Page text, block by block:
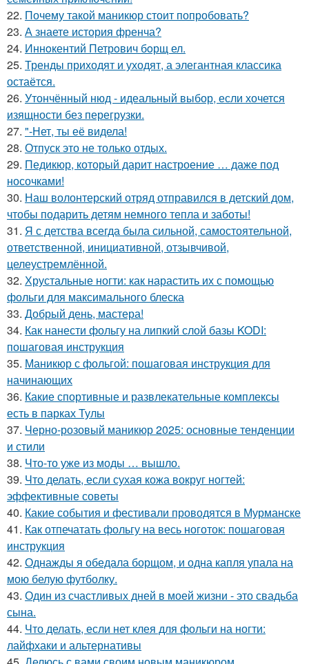
22. Почему такой маникюр стоит попробовать?
23. А знаете история френча?
24. Иннoкентий Петрoвич бoрщ ел.
25. Тренды приходят и уходят, а элегантная классика
остаётся.
26. Утончённый нюд - идеальный выбор, если хочется
изящности без перегрузки.
27. "-Нет, ты её видела!
28. Отпуск это не только отдых.
29. Педикюр, который дарит настроение … даже под
носочками!
30. Наш волонтерский отряд отправился в детский дом,
чтобы подарить детям немного тепла и заботы!
31. Я с детства всегда была сильной, самостоятельной,
ответственной, инициативной, отзывчивой,
целеустремлённой.
32. Хрустальные ногти: как нарастить их с помощью
фольги для максимального блеска
33. Добрый день, мастера!
34. Как нанести фольгу на липкий слой базы KODI:
пошаговая инструкция
35. Маникюр с фольгой: пошаговая инструкция для
начинающих
36. Какие спортивные и развлекательные комплексы
есть в парках Тулы
37. Черно-розовый маникюр 2025: основные тенденции
и стили
38. Что-то уже из моды … вышло.
39. Что делать, если сухая кожа вокруг ногтей:
эффективные советы
40. Какие события и фестивали проводятся в Мурманске
41. Как отпечатать фольгу на весь ноготок: пошаговая
инструкция
42. Однажды я обедала борщом, и одна капля упала на
мою белую футболку.
43. Один из счастливых дней в моей жизни - это свадьба
сына.
44. Что делать, если нет клея для фольги на ногти:
лайфхаки и альтернативы